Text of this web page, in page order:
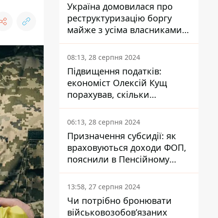
Україна домовилася про
реструктуризацію боргу
майже з усіма власниками
єврооблігацій: що це
означає для країни
08:13, 28 серпня 2024
Підвищення податків:
економіст Олексій Кущ
порахував, скільки
заплатить кожен українець
06:13, 28 серпня 2024
Призначення субсидії: як
враховуються доходи ФОП,
пояснили в Пенсійному
фонді
13:58, 27 серпня 2024
Чи потрібно бронювати
військовозобов’язаних